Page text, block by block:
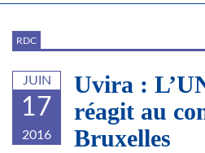
RDC
JUIN
17
2016
Uvira :
réagit au
Bruxelles